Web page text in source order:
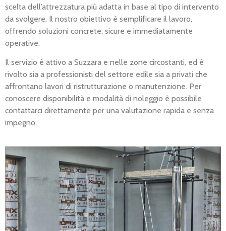
scelta dell’attrezzatura più adatta in base al tipo di intervento
da svolgere. Il nostro obiettivo è semplificare il lavoro,
offrendo soluzioni concrete, sicure e immediatamente
operative.
Il servizio è attivo a Suzzara e nelle zone circostanti, ed è
rivolto sia a professionisti del settore edile sia a privati che
affrontano lavori di ristrutturazione o manutenzione. Per
conoscere disponibilità e modalità di noleggio è possibile
contattarci direttamente per una valutazione rapida e senza
impegno.